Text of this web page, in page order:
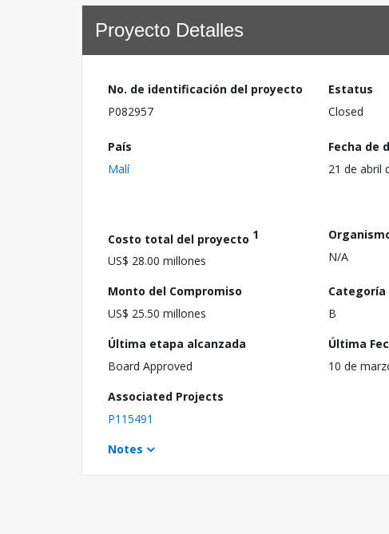
Proyecto Detalles
No. de identificación del proyecto
P082957
Estatus
Closed
País
Malí
Fecha de
21 de abril
Costo total del proyecto 1
US$ 28.00 millones
N/A
Monto del Compromiso
US$ 25.50 millones
B
Última etapa alcanzada
Board Approved
Última
10 de
Associated Projects
P115491
Notes